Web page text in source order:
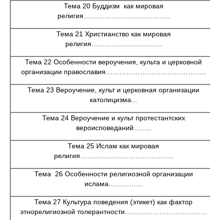
Тема 20 Буддизм как мировая
религия………………………………..
Тема 21 Христианство как мировая
религия………………………….
Тема 22 Особенности вероучения, культа и церковной
организации православия……………………………………..
Тема 23 Вероучение, культ и церковная организации
католицизма...
Тема 24 Вероучение и культ протестантских
вероисповеданий……..
Тема 25 Ислам как мировая
религия…………………………………..
Тема 26 Особенности религиозной организации
ислама……………
Тема 27 Культура поведения (этикет) как фактор
этнорелигиозной толерантности………………………………